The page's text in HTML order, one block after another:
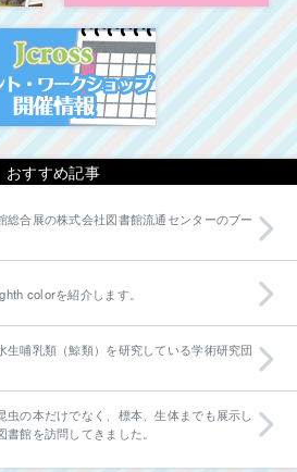
イベント・ワーク
おすすめ記事
総合展の株式会社図書館流通センターのブー
colorを紹介します。
生哺乳類（鯨類）を研究している学術研究団
虫の本だけでなく、標本、生体までも展示し
館を訪問してきました。